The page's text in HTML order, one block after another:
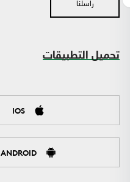
تحميل التطبيقات
IOS
ANDROID